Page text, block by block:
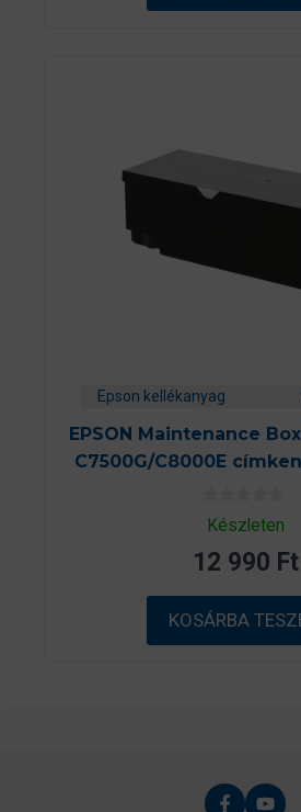
Epson kellékanyag
EPSON Maintenance
C7500G/C8000E
0
a
5
b
ő
l
Készleten
12 990 Ft
KOSÁRBA